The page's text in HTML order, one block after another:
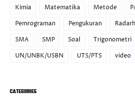
Kimia
Matematika Metode
Pemrograman
Pengukuran
SMA
SMP Soal Trigonometri
UN/UNBK/USBN
UTS/PTS video
CATEGORIES